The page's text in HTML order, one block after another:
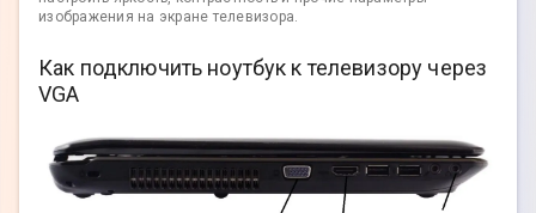
изображения на экране телевизора.
Как подключить ноутбук к телевизору через
VGA